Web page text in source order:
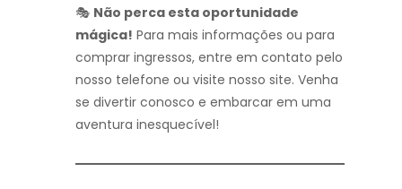
🎭 Não perca esta oportunidade
mágica! Para mais informações ou para
comprar ingressos, entre em contato pelo
nosso telefone ou visite nosso site. Venha
se divertir conosco e embarcar em uma
aventura inesquecível!